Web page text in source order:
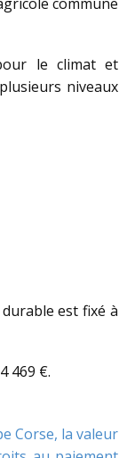
le climat et
niveaux
est fixé à
469 €.
Corse, la valeur